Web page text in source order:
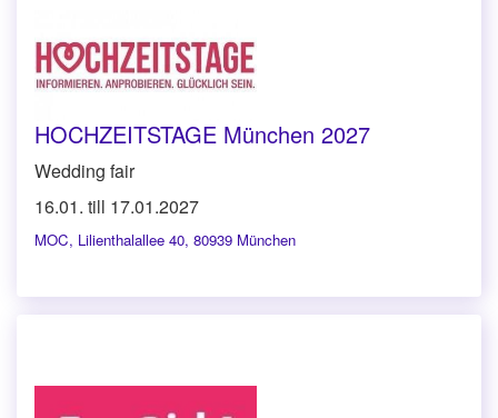
HOCHZEITSTAGE München 2027
Wedding fair
16.01. till 17.01.2027
MOC, Lilienthalallee 40, 80939 München